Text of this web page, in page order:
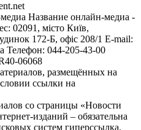
Название онлайн-медиа -
02091, місто Київ,
172-Б, офіс 208/1 E-mail:
Телефон: 044-205-43-00
06068
размещённых на
ссылки на
со страницы «Новости
изданий – обязательна
систем гиперссылка.